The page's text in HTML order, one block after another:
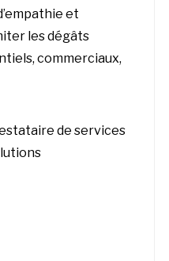
et
les dégâts
commerciaux,
de services